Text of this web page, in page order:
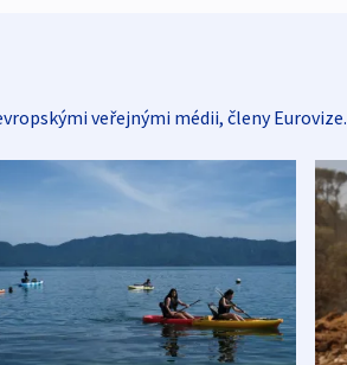
veřejnými médii, členy Eurovize.